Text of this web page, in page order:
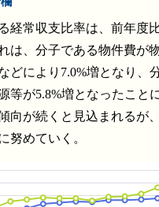
経常収支比率は、前年度
は、分子である物件費が
どにより7.0%増となり、
等が5.8%増となったこと
向が続くと見込まれるが
努めていく。